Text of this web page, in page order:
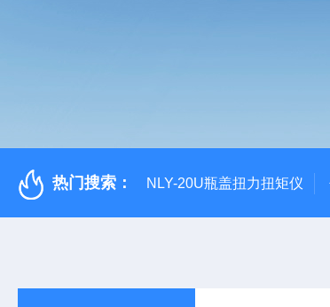
热门搜索： NLY-20U瓶盖扭力扭矩仪